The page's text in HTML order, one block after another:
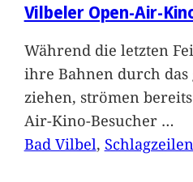
Vilbeler Open-Air-
Während die letzten
ihre Bahnen durch das
ziehen, strömen
Air-Kino-Besucher …
Bad Vilbel, Schlagzeilen